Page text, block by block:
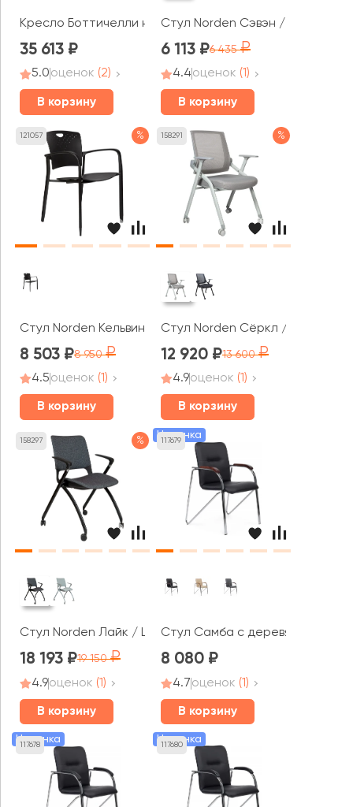
Кресло Боттичелли на ножках
35 613
5.0оценок (2)
В корзину
Стул Norden Сэвэн / Seven
6 113 6 435
4.4оценок (1)
В корзину
121057 %
Стул Norden Кельвин / Kelvin
8 503 8 950
4.5оценок (1)
В корзину
158291 %
Стул Norden Сёркл / Circle
12 920 13 600
4.9оценок (1)
В корзину
158297 %
Стул Norden Лайк / Like
18 193 19 150
4.9оценок (1)
В корзину
117679
Новинка
Стул Самба с деревянными
8 080
4.7оценок (1)
В корзину
117678
Новинка 117680
Новинка